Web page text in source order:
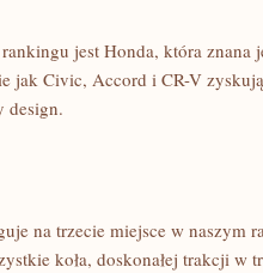
jest ⁤Honda, która znana
jak Civic,‍ Accord i CR-V
design.
na trzecie miejsce w naszym
koła, doskonałej ‌trakcji w